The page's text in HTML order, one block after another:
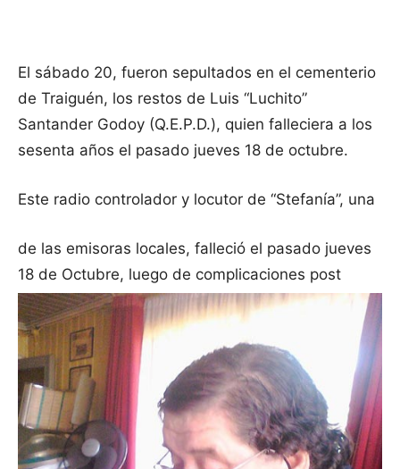
El sábado 20, fueron sepultados en el cementerio
de Traiguén, los restos de Luis “Luchito”
Santander Godoy (Q.E.P.D.), quien falleciera a los
sesenta años el pasado jueves 18 de octubre.
Este radio controlador y locutor de “Stefanía”, una
de las emisoras locales, falleció el pasado jueves
18 de Octubre, luego de complicaciones post